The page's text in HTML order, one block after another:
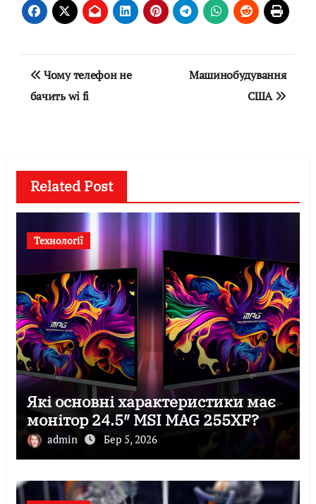
Навігація
записів
Чому телефон не
бачить wi fi
Машинобудування
США
Related Post
Технології
Які основні характеристики має
монітор 24.5″ MSI MAG 255XF?
admin Бер 5, 2026